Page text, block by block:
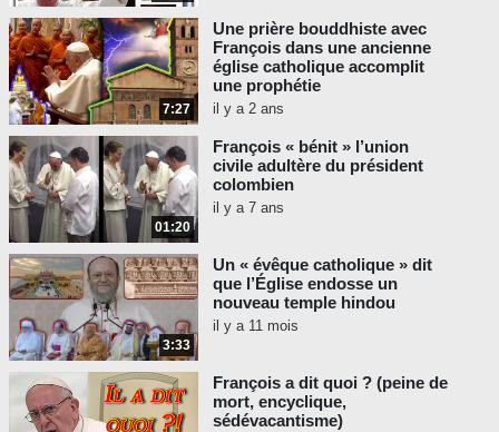
7:27
Une prière bouddhiste avec
François dans une ancienne
église catholique accomplit
une prophétie
il y a 2 ans
01:20
François « bénit » l’union
civile adultère du président
colombien
il y a 7 ans
3:33
Un « évêque catholique » dit
que l’Église endosse un
nouveau temple hindou
il y a 11 mois
François a dit quoi ? (peine de
mort, encyclique,
sédévacantisme)